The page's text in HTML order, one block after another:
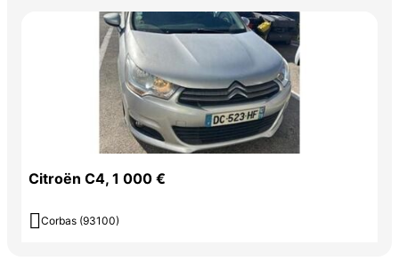
Citroën C4, 1 000 €
 Corbas (93100)